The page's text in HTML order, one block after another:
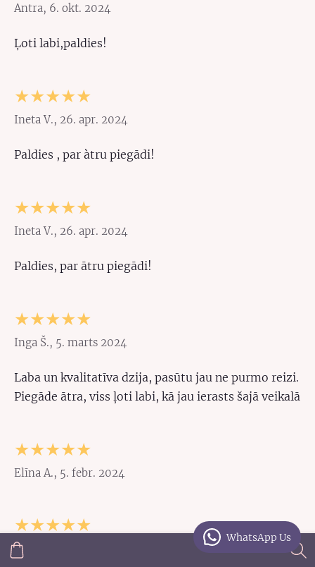
Antra, 6. okt. 2024
Ļoti labi,paldies!
★★★★★
Ineta V., 26. apr. 2024
Paldies , par àtru piegādi!
★★★★★
Ineta V., 26. apr. 2024
Paldies, par ātru piegādi!
★★★★★
Inga Š., 5. marts 2024
Laba un kvalitatīva dzija, pasūtu jau ne purmo reizi.
Piegāde ātra, viss ļoti labi, kā jau ierasts šajā veikalā
★★★★★
Elīna A., 5. febr. 2024
★★★★★
Laura S., 4. febr. 2024
WhatsApp Us